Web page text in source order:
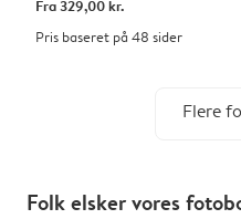
Fra329,00 kr.
Pris baseret på 48 sider
Flere
Folk elsker vores